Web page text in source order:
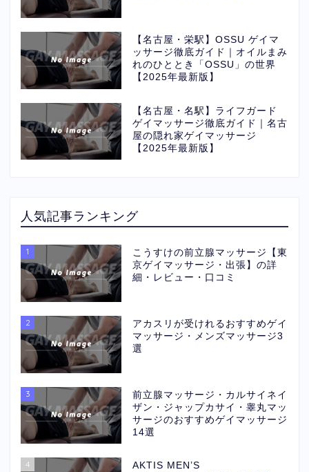
【名古屋・栄駅】OSSU ゲイマ
ッサージ徹底ガイド｜オイルまみ
れのひととき「OSSU」の世界
【2025年最新版】
【名古屋・名駅】ライフガード
ゲイマッサージ徹底ガイド｜名古
屋の隠れ家ゲイマッサージ
【2025年最新版】
人気記事ランキング
1
こうすけの前立腺マッサージ【東
京ゲイマッサージ・出張】の詳
細・レビュー・口コミ
2
アカスリが受けれるおすすめゲイ
マッサージ・メンズマッサージ3
選
3
前立腺マッサージ・カルサイネイ
ザン・ジャップカサイ・睾丸マッ
サージのおすすめゲイマッサージ
14選
4
AKTIS MEN’S